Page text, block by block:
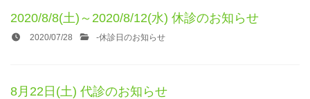
2020/8/8(土)～2020/8/12(水) 休診のお知らせ
2020/07/28 -休診日のお知らせ
8月22日(土) 代診のお知らせ